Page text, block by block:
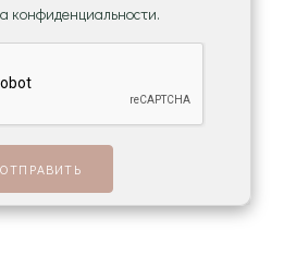
конфиденциальности.